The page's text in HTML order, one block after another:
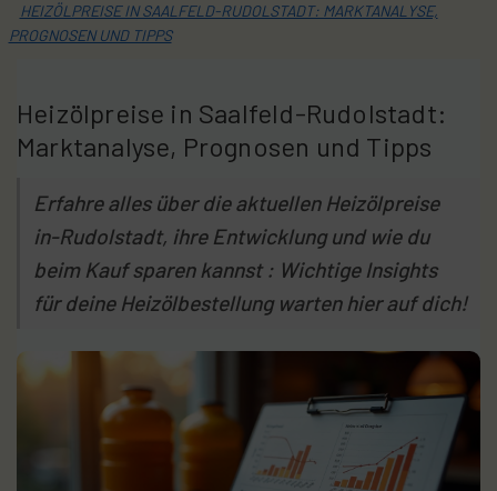
HEIZÖLPREISE IN SAALFELD-RUDOLSTADT: MARKTANALYSE,
PROGNOSEN UND TIPPS
Heizölpreise in Saalfeld-Rudolstadt:
Marktanalyse, Prognosen und Tipps
Erfahre alles über die aktuellen Heizölpreise
in-Rudolstadt, ihre Entwicklung und wie du
beim Kauf sparen kannst : Wichtige Insights
für deine Heizölbestellung warten hier auf dich!